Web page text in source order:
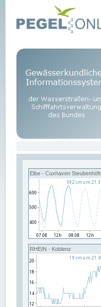
Elbe - Cuxhaven Steubenhöft
RHEIN - Koblenz